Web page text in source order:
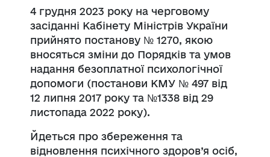
4 грудня 2023 року на черговому
засіданні Кабінету Міністрів України
прийнято постанову № 1270, якою
вносяться зміни до Порядків та умов
надання безоплатної психологічної
допомоги (постанови КМУ № 497 від
12 липня 2017 року та №1338 від 29
листопада 2022 року).
Йдеться про збереження та
відновлення психічного здоров’я осіб,